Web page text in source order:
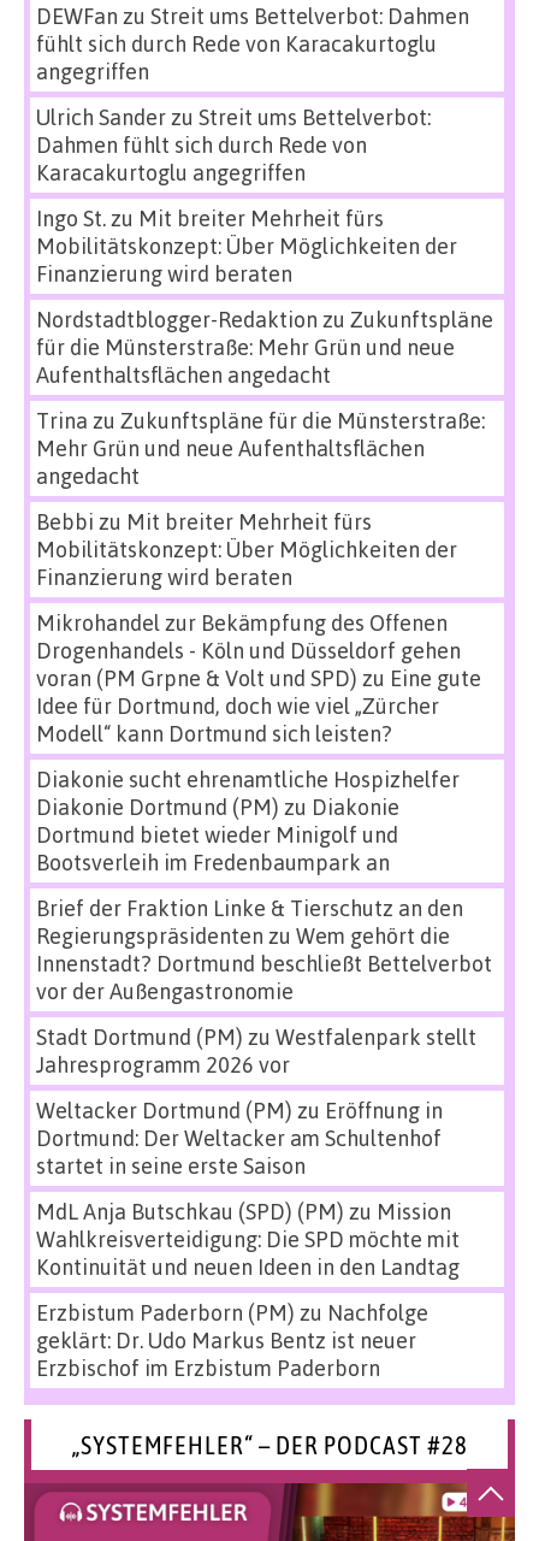
DEWFan zu Streit ums Bettelverbot: Dahmen
fühlt sich durch Rede von Karacakurtoglu
angegriffen
Ulrich Sanderzu Streit ums Bettelverbot:
Dahmen fühlt sich durch Rede von
Karacakurtoglu angegriffen
Ingo St.zu Mit breiter Mehrheit fürs
Mobilitätskonzept: Über Möglichkeiten der
Finanzierung wird beraten
Nordstadtblogger-Redaktion zu Zukunftspläne
für die Münsterstraße: Mehr Grün und neue
Aufenthaltsflächen angedacht
Trina zu Zukunftspläne für die Münsterstraße:
Mehr Grün und neue Aufenthaltsflächen
angedacht
Bebbi zu Mit breiter Mehrheit fürs
Mobilitätskonzept: Über Möglichkeiten der
Finanzierung wird beraten
Mikrohandel zur Bekämpfung des Offenen
Drogenhandels - Köln und Düsseldorf gehen
voran (PM Grpne & Volt und SPD) zu Eine gute
Idee für Dortmund, doch wie viel „Zürcher
Modell“ kann Dortmund sich leisten?
Diakonie sucht ehrenamtliche Hospizhelfer
Diakonie Dortmund (PM) zu Diakonie
Dortmund bietet wieder Minigolf und
Bootsverleih im Fredenbaumpark an
Brief der Fraktion Linke & Tierschutz an den
Regierungspräsidenten zu Wem gehört die
Innenstadt? Dortmund beschließt Bettelverbot
vor der Außengastronomie
Stadt Dortmund (PM) zu Westfalenpark stellt
Jahresprogramm 2026 vor
Weltacker Dortmund (PM) zu Eröffnung in
Dortmund: Der Weltacker am Schultenhof
startet in seine erste Saison
MdL Anja Butschkau (SPD) (PM) zu Mission
Wahlkreisverteidigung: Die SPD möchte mit
Kontinuität und neuen Ideen in den Landtag
Erzbistum Paderborn (PM) zu Nachfolge
geklärt: Dr. Udo Markus Bentz ist neuer
Erzbischof im Erzbistum Paderborn
„SYSTEMFEHLER“ – DER PODCAST #28